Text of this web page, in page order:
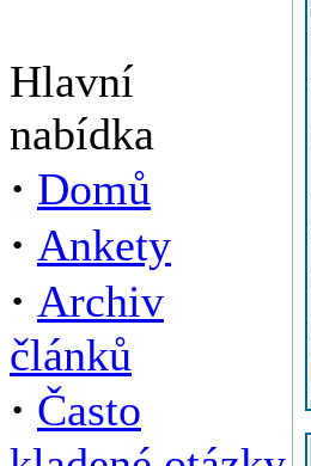
Hlavní
nabídka
· Domů
· Ankety
· Archiv
článků
· Často